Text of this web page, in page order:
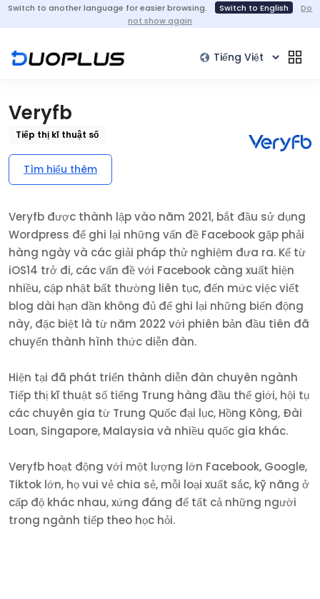
Switch to another language for easier browsing. Switch to English
Do
not show again
Veryfb
Tiếp thị kĩ thuật số
Tìm hiểu thêm
Veryfb được thành lập vào năm 2021, bắt đầu sử dụng
Wordpress để ghi lại những vấn đề Facebook gặp phải
hàng ngày và các giải pháp thử nghiệm đưa ra. Kể từ
iOS14 trở đi, các vấn đề với Facebook càng xuất hiện
nhiều, cập nhật bất thường liên tục, đến mức việc viết
blog dài hạn dần không đủ để ghi lại những biến động
này, đặc biệt là từ năm 2022 với phiên bản đầu tiên đã
chuyển thành hình thức diễn đàn.
Hiện tại đã phát triển thành diễn đàn chuyên ngành
Tiếp thị kĩ thuật số tiếng Trung hàng đầu thế giới, hội tụ
các chuyên gia từ Trung Quốc đại lục, Hồng Kông, Đài
Loan, Singapore, Malaysia và nhiều quốc gia khác.
Veryfb hoạt động với một lượng lớn Facebook, Google,
Tiktok lớn, họ vui vẻ chia sẻ, mỗi loại xuất sắc, kỹ năng ở
cấp độ khác nhau, xứng đáng để tất cả những người
trong ngành tiếp theo học hỏi.